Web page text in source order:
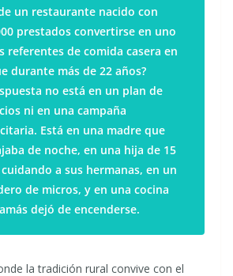
un restaurante nacido con
prestados convertirse en uno
referentes de comida casera en
durante más de 22 años?
no está en un plan de
ni en una campaña
Está en una madre que
de noche, en una hija de 15
a sus hermanas, en un
de micros, y en una cocina
dejó de encenderse.
la tradición rural convive con el